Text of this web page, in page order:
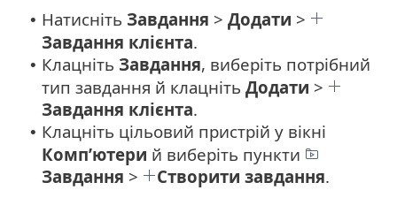
• Натисніть Завдання > Додати >
Завдання клієнта.
• Клацніть Завдання, виберіть потрібний
тип завдання й клацніть Додати >
Завдання клієнта.
• Клацніть цільовий пристрій у вікні
Комп’ютери й виберіть пункти
Завдання > Створити завдання.